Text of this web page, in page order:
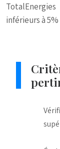
inférieurs à